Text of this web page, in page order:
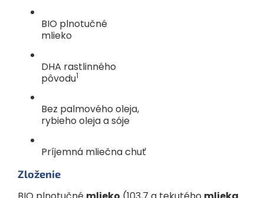
**Odporúčané množstvo mlieka je orientačné, riaďte sa
BIO plnotučné
mlieko
DHA rastlinného
pôvodu1
Bez palmového oleja,
rybieho oleja a sóje
Príjemná mliečna chuť
Zloženie